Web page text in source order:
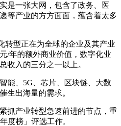
一张大网，包含了政务、医
等产业的方方面面，蕴含着太多
型正在为全球的企业及其产业
/年的额外商业价值，数字化业
收入的三分之一以上。
、5G、芯片、区块链、大数
生出海量的需求。
产业转型急速前进的节点，重
度榜」评选工作。